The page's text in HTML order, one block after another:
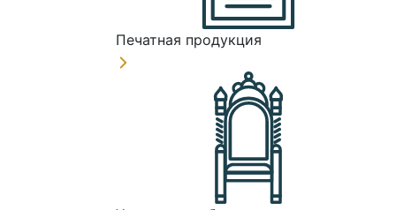
Печатная продукция